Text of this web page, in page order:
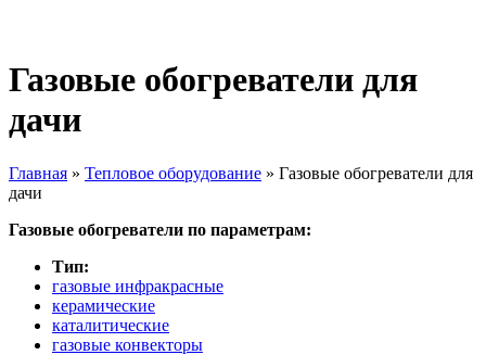
Газовые обогреватели для
дачи
Вы здесь
Главная » Тепловое оборудование » Газовые обогреватели для
дачи
Газовые обогреватели по параметрам:
Тип:
газовые инфракрасные
керамические
каталитические
газовые конвекторы